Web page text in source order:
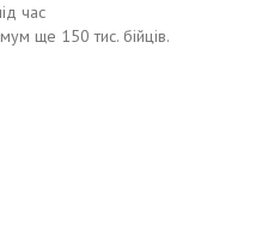
час
ще 150 тис. бійців.